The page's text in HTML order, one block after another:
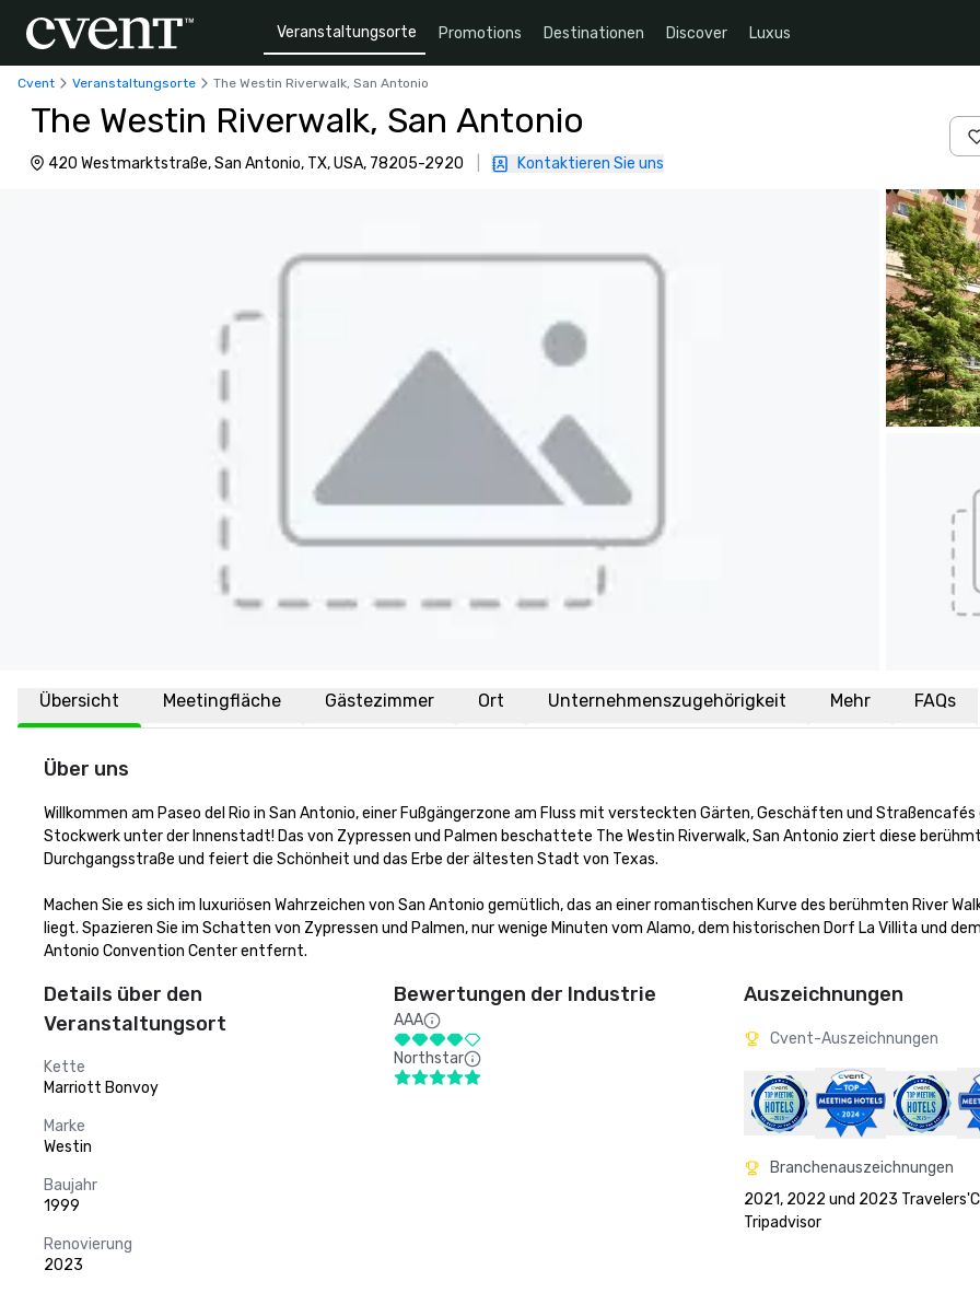
Veranstaltungsorte Promotions Destinationen Discover Luxus
Cvent Veranstaltungsorte The Westin Riverwalk, San Antonio
The Westin Riverwalk, San Antonio
420 Westmarktstraße, San Antonio, TX, USA, 78205-2920 Kontaktieren Sie uns
Übersicht Meetingfläche Gästezimmer Ort Unternehmenszugehörigkeit Mehr FAQs
Über uns
Willkommen am Paseo del Rio in San Antonio, einer Fußgängerzone am Fluss mit versteckten Gärten, Geschäften und Straßencafés
Stockwerk unter der Innenstadt! Das von Zypressen und Palmen beschattete The Westin Riverwalk, San Antonio ziert diese
Durchgangsstraße und feiert die Schönheit und das Erbe der ältesten Stadt von Texas.
Machen Sie es sich im luxuriösen Wahrzeichen von San Antonio gemütlich, das an einer romantischen Kurve des berühmten River
liegt. Spazieren Sie im Schatten von Zypressen und Palmen, nur wenige Minuten vom Alamo, dem historischen Dorf La Villita und
Antonio Convention Center entfernt.
Details über den
Veranstaltungsort
Kette
Marriott Bonvoy
Marke
Westin
Baujahr
1999
Renovierung
2023
Bewertungen der Industrie
AAA
Northstar
Auszeichnungen
Cvent-Auszeichnungen
Branchenauszeichnungen
2021, 2022 und 2023
Tripadvisor